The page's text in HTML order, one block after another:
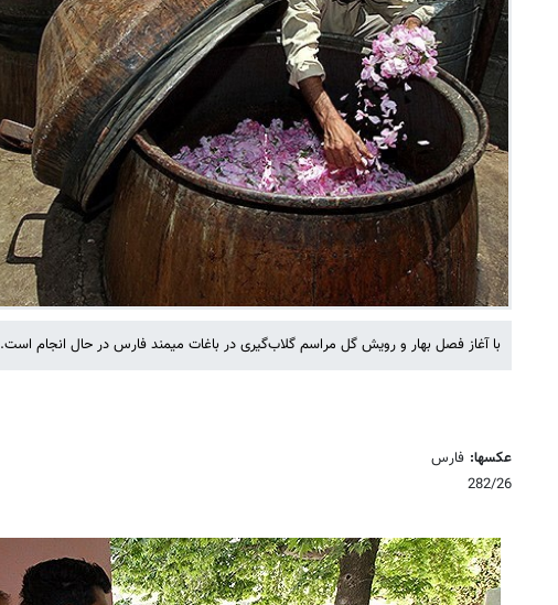
با آغاز فصل بهار و رویش گل مراسم گلاب‌گیری در باغات میمند فارس در حال انجام است.
عکسها: فارس
282/26